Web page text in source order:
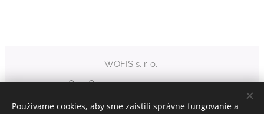
WOFIS s. r. o.
+421 903 248 518
Používame cookies, aby sme zaistili správne fungovanie a